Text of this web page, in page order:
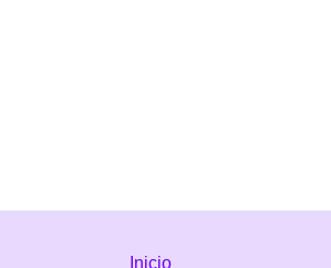
Inicio